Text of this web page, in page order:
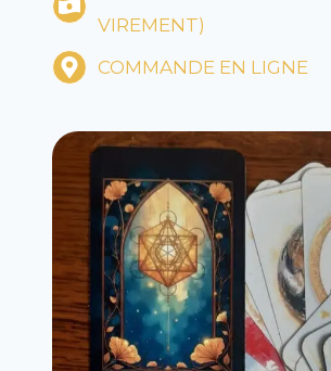
VIREMENT)
COMMANDE EN LIGNE